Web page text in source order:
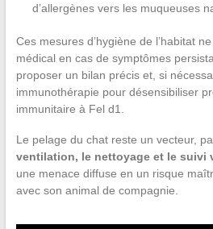
d’allergènes vers les muqueuses
Ces mesures d’hygiène de l’habitat
médical en cas de symptômes
proposer un bilan précis et, si
immunothérapie pour désensibiliser
immunitaire à Fel d1.
Le pelage du chat reste un vecteur,
ventilation, le nettoyage et le suivi
une menace diffuse en un risque
avec son animal de compagnie.